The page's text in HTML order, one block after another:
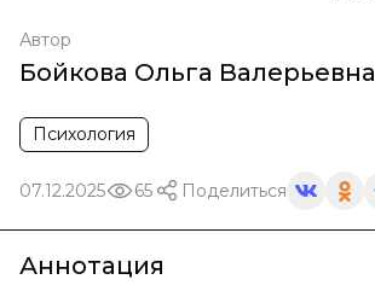
Автор
Бойкова Ольга Валерьевна
Психология
07.12.2025 65 Поделиться
Аннотация